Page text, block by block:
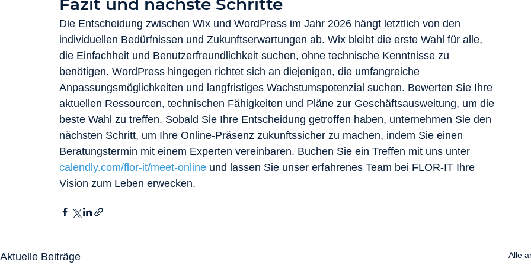
Fazit und nächste Schritte
Die Entscheidung zwischen Wix und WordPress im Jahr 2026 hängt letztlich von den
individuellen Bedürfnissen und Zukunftserwartungen ab. Wix bleibt die erste Wahl für alle,
die Einfachheit und Benutzerfreundlichkeit suchen, ohne technische Kenntnisse zu
benötigen. WordPress hingegen richtet sich an diejenigen, die umfangreiche
Anpassungsmöglichkeiten und langfristiges Wachstumspotenzial suchen. Bewerten Sie Ihre
aktuellen Ressourcen, technischen Fähigkeiten und Pläne zur Geschäftsausweitung, um die
beste Wahl zu treffen. Sobald Sie Ihre Entscheidung getroffen haben, unternehmen Sie den
nächsten Schritt, um Ihre Online-Präsenz zukunftssicher zu machen, indem Sie einen
Beratungstermin mit einem Experten vereinbaren. Buchen Sie ein Treffen mit uns unter
calendly.com/flor-it/meet-online und lassen Sie unser erfahrenes Team bei FLOR-IT Ihre
Vision zum Leben erwecken.
Aktuelle Beiträge Alle